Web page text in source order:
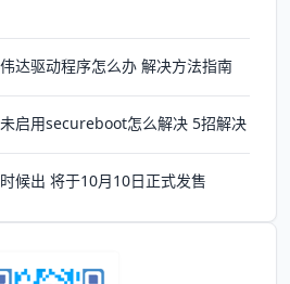
达驱动程序怎么办 解决方法指南
未启用secureboot怎么解决 5招解决
候出 将于10月10日正式发售